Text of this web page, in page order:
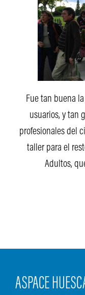
Fue tan buena
usuarios, y tan
profesionales del
taller para el
Adultos,
ASPACE